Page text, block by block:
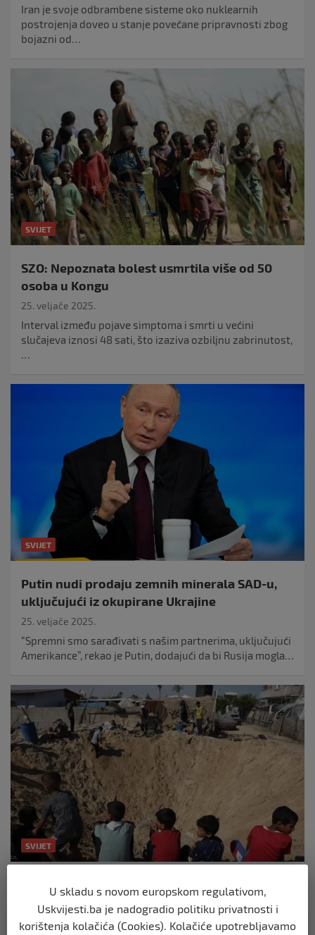
Iran je svoje odbrambene sisteme oko nuklearnih
postrojenja doveo u stanje povećane pripravnosti zbog
bojazni od…
SVIJET
SZO: Nepoznata bolest usmrtila više od 50
osoba u Kongu
25. veljače 2025.
Interval između pojave simptoma i smrti u većini
slučajeva iznosi 48 sati, što izaziva ozbiljnu zabrinutost,
…
SVIJET
Putin nudi prodaju zemnih minerala SAD-u,
uključujući iz okupirane Ukrajine
25. veljače 2025.
“Spremni smo sarađivati s našim partnerima, uključujući
Amerikance”, rekao je Putin, dodajući da bi Rusija mogla…
SVIJET
Šestero djece umrlo zbog velike hladnoće u
Gazi
25. veljače 2025.
U skladu s novom europskom regulativom,
Uskvijesti.ba je nadogradio politiku privatnosti i
korištenja kolačića (Cookies). Kolačiće upotrebljavamo